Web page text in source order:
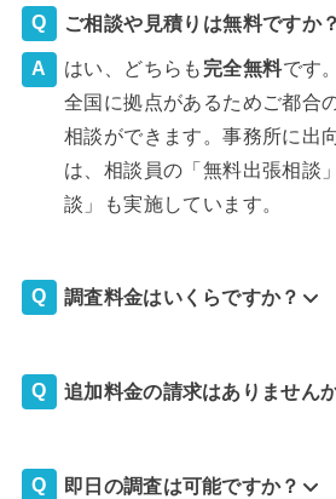
ご相談や見積りは無料ですか？
はい、どちらも 完全無料です
全国に拠点があるためご都合
相談ができます。事務所に出
は、相談員の「無料出張相談
談」も実施しています。
調査料金はいくらですか？
追加料金の請求はありません
即日の調査は可能ですか？